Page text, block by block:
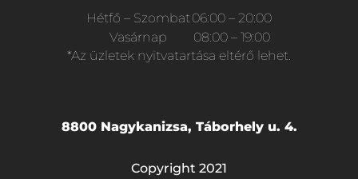
Hétfő – Szombat 06:00 – 20:00
Vasárnap
08:00 – 19:00
*Az üzletek nyitvatartása eltérő lehet.
8800 Nagykanizsa, Táborhely u. 4.
Copyright 2021